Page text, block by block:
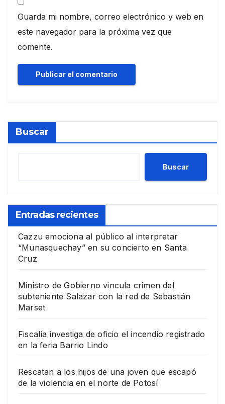
Guarda mi nombre, correo electrónico y web en
este navegador para la próxima vez que
comente.
Buscar
Buscar
Entradas recientes
Cazzu emociona al público al interpretar
“Munasquechay” en su concierto en Santa
Cruz
Ministro de Gobierno vincula crimen del
subteniente Salazar con la red de Sebastián
Marset
Fiscalía investiga de oficio el incendio registrado
en la feria Barrio Lindo
Rescatan a los hijos de una joven que escapó
de la violencia en el norte de Potosí